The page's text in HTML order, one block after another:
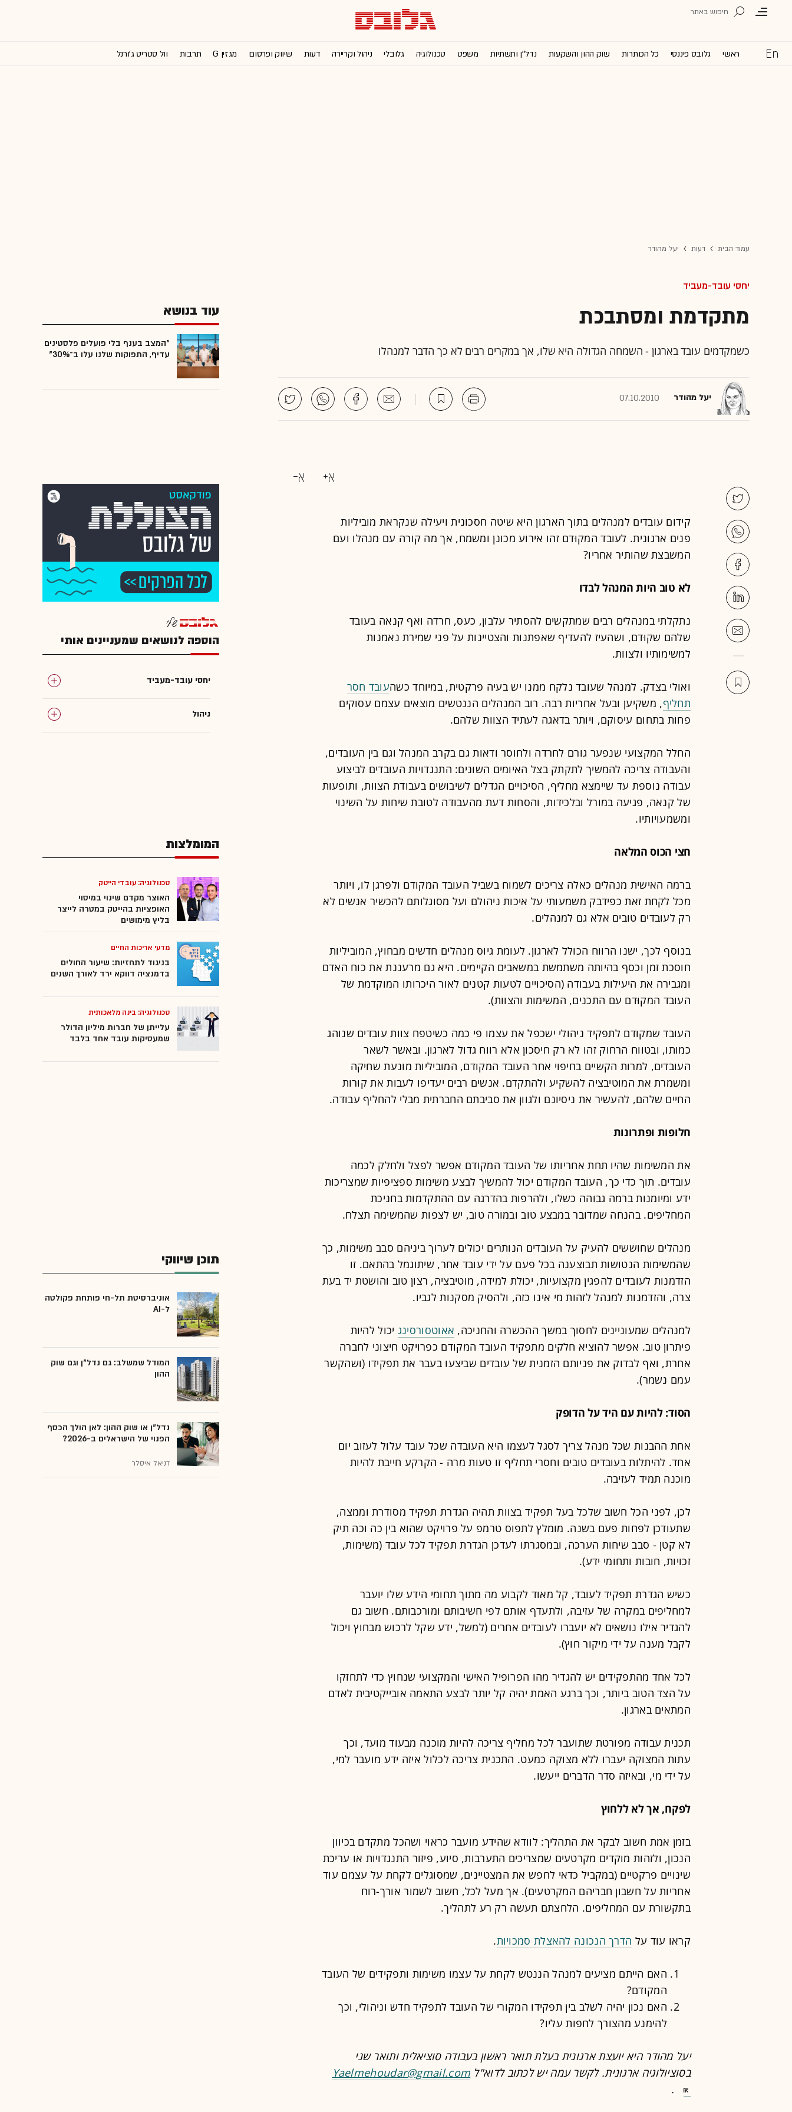
ראשי גלובס פיננסי כל הכותרות שוק ההון והשקעות נדל''ן ותשתיות משפט טכנולוגיה גלובלי ניהול וקריירה דעות שיווק ופרסום מגזין G תרבות וול סטריט ג'ורנל
עמוד הבית דעות יעל מהודר
יחסי עובד-מעביד
מתקדמת ומסתבכת
כשמקדמים עובד בארגון - השמחה הגדולה היא שלו, אך במקרים רבים לא כך הדבר למנהלו
יעל מהודר 07.10.2010
קידום עובדים למנהלים בתוך הארגון היא שיטה חסכונית ויעילה שנקראת מוביליות
פנים ארגונית. לעובד המקוּדם זהו אירוע מכונן ומשמח, אך מה קורה עם מנהלו ועם
המשבצת שהותיר אחריו?
לא טוב היות המנהל לבדו
נתקלתי במנהלים רבים שמתקשים להסתיר עלבון, כעס, חרדה ואף קנאה בעובד
שלהם שקוּדם, ושהעיז להעדיף שאפתנות והצטיינות על פני שמירת נאמנות
למשימותיו ולצוות.
ואולי בצדק. למנהל שעובד נלקח ממנו יש בעיה פרקטית, במיוחד כשהעובד חסר
תחליף, משקיען ובעל אחריות רבה. רוב המנהלים הננטשים מוצאים עצמם עסוקים
פחות בתחום עיסוקם, ויותר בדאגה לעתיד הצוות שלהם.
החלל המקצועי שנפער גורם לחרדה ולחוסר ודאות גם בקרב המנהל וגם בין העובדים,
והעבודה צריכה להמשיך לתקתק בצל האיומים השונים: התנגדויות העובדים לביצוע
עבודה נוספת עד שיימצא מחליף, הסיכויים הגדלים לשיבושים בעבודת הצוות, ותופעות
של קנאה, פגיעה במורל ובלכידות, והסחות דעת מהעבודה לטובת שיחות על השינוי
ומשמעויותיו.
חצי הכוס המלאה
ברמה האישית מנהלים כאלה צריכים לשמוח בשביל העובד המקודם ולפרגן לו, ויותר
מכל לקחת זאת כפידבק משמעותי על איכות ניהולם ועל מסוגלותם להכשיר אנשים לא
רק לעובדים טובים אלא גם למנהלים.
בנוסף לכך, ישנו הרווח הכולל לארגון. לעומת גיוס מנהלים חדשים מבחוץ, המוביליות
חוסכת זמן וכסף בהיותה משתמשת במשאבים הקיימים. היא גם מרעננת את כוח האדם
ומגבירה את היעילות בעבודה (הסיכויים לטעות קטנים לאור היכרותו המוקדמת של
העובד המקוּדם עם התכנים, המשימות והצוות).
העובד שמקודם לתפקיד ניהולי ישכפל את עצמו פי כמה כשיטפח צוות עובדים שנוהג
כמותו, ובטווח הרחוק זהו לא רק חיסכון אלא רווח גדול לארגון. ובאשר לשאר
העובדים, למרות הקשיים בחיפוי אחר העובד המקודם, המוביליות מונעת שחיקה
ומשמרת את המוטיבציה להשקיע ולהתקדם. אנשים רבים יעדיפו לעבות את קורות
החיים שלהם, להעשיר את ניסיונם ולגוון את סביבתם החברתית מבלי להחליף עבודה.
חלופות ופתרונות
את המשימות שהיו תחת אחריותו של העובד המקודם אפשר לפצל ולחלק לכמה
עובדים. תוך כדי כך, העובד המקודם יכול להמשיך לבצע משימות ספציפיות שמצריכות
ידע ומיומנות ברמה גבוהה כשלו, ולהרפות בהדרגה עם ההתקדמות בחניכת
המחליפים. בהנחה שמדובר במבצע טוב ובמורה טוב, יש לצפות שהמשימה תצלח.
מנהלים שחוששים להעיק על העובדים הנותרים יכולים לערוך ביניהם סבב משימות, כך
שהמשימות הנטושות תבוצענה בכל פעם על ידי עובד אחר, שיתוגמל בהתאם. זו
הזדמנות לעובדים להפגין מקצועיות, יכולת למידה, מוטיבציה, רצון טוב והושטת יד בעת
צרה, והזדמנות למנהל לזהות מי אינו כזה, ולהסיק מסקנות לגביו.
למנהלים שמעוניינים לחסוך במשך ההכשרה והחניכה, אאוטסורסינג יכול להיות
פיתרון טוב. אפשר להוציא חלקים מתפקיד העובד המקודם כפרויקט חיצוני לחברה
אחרת, ואף לבדוק את פניותם הזמנית של עובדים שביצעו בעבר את תפקידו (ושהקשר
עמם נשמר).
הסוד: להיות עם היד על הדופק
אחת ההבנות שכל מנהל צריך לסגל לעצמו היא העובדה שכל עובד עלול לעזוב יום
אחד. להיתלות בעובדים טובים וחסרי תחליף זו טעות מרה - הקרקע חייבת להיות
מוכנה תמיד לעזיבה.
לכן, לפני הכל חשוב שלכל בעל תפקיד בצוות תהיה הגדרת תפקיד מסודרת וממצה,
שתעודכן לפחות פעם בשנה. מומלץ לתפוס טרמפ על פרויקט שהוא בין כה וכה תיק
לא קטן - סבב שיחות הערכה, ובמסגרתו לעדכן הגדרת תפקיד לכל עובד (משימות,
זכויות, חובות ותחומי ידע).
כשיש הגדרת תפקיד לעובד, קל מאוד לקבוע מה מתוך תחומי הידע שלו יועבר
למחליפים במקרה של עזיבה, ולתעדף אותם לפי חשיבותם ומורכבותם. חשוב גם
להגדיר אילו נושאים לא יועברו לעובדים אחרים (למשל, ידע שקל לרכוש מבחוץ ויכול
לקבל מענה על ידי מיקור חוץ).
לכל אחד מהתפקידים יש להגדיר מהו הפרופיל האישי והמקצועי שנחוץ כדי לתחזקו
על הצד הטוב ביותר, וכך ברגע האמת יהיה קל יותר לבצע התאמה אובייקטיבית לאדם
המתאים בארגון.
תכנית עבודה מפורטת שתועבר לכל מחליף צריכה להיות מוכנה מבעוד מועד, וכך
עתות המצוקה יעברו ללא מצוקה כמעט. התכנית צריכה לכלול איזה ידע מועבר למי,
על ידי מי, ובאיזה סדר הדברים ייעשו.
לפקח, אך לא ללחוץ
בזמן אמת חשוב לבקר את התהליך: לוודא שהידע מועבר כראוי ושהכל מתקדם בכיוון
הנכון, ולזהות מוקדים מקרטעים שמצריכים התערבות, סיוע, פיזור התנגדויות או עריכת
שינויים פרקטיים (במקביל כדאי לחפש את המצטיינים, שמסוגלים לקחת על עצמם עוד
אחריות על חשבון חבריהם המקרטעים). אך מעל לכל, חשוב לשמור אורך-רוח
בתקשורת עם המחליפים. הלחצתם תעשה רק רע לתהליך.
קראו עוד על הדרך הנכונה להאצלת סמכויות.
האם הייתם מציעים למנהל הננטש לקחת על עצמו משימות ותפקידים של העובד
המקודם?
האם נכון יהיה לשלב בין תפקידו המקורי של העובד לתפקיד חדש וניהולי, וכך
להימנע מהצורך לחפות עליו?
יעל מהודר היא יועצת ארגונית בעלת תואר ראשון בעבודה סוציאלית ותואר שני
בסוציולוגיה ארגונית. לקשר עמה יש לכתוב לדוא"ל Yaelmehoudar@gmail.com
.
עוד בנושא
"המצב בענף בלי פועלים פלסטינים
עדיף, התפוקות שלנו עלו ב־30%"
הוספה לנושאים שמעניינים אותי
יחסי עובד-מעביד
ניהול
המומלצות
טכנולוגיה: עובדי הייטק
האוצר מקדם שינוי במיסוי
האופציות בהייטק במטרה לייצר
בליץ מימושים
מדעי אריכות החיים
בניגוד לתחזיות: שיעור החולים
בדמנציה דווקא ירד לאורך השנים
טכנולוגיה: בינה מלאכותית
עלייתן של חברות מיליון הדולר
שמעסיקות עובד אחד בלבד
תוכן שיווקי
אוניברסיטת תל-חי פותחת פקולטה
ל-AI
המודל שמשלב: גם נדל"ן וגם שוק
ההון
נדל"ן או שוק ההון: לאן הולך הכסף
הפנוי של הישראלים ב-2026?
דניאל איסלר